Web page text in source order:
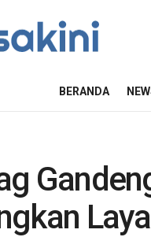
BERANDA